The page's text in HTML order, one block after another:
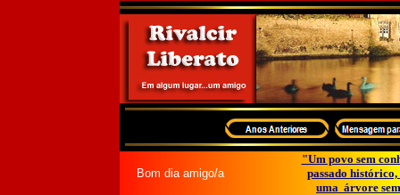
Bom dia amigo/a
"Um povo sem
passado
uma árvore